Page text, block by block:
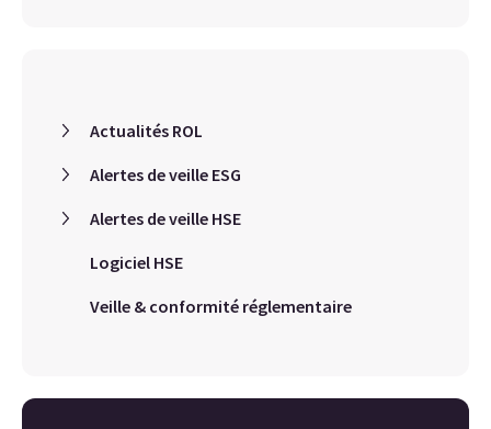
Actualités ROL
Alertes de veille ESG
Alertes de veille HSE
Logiciel HSE
Veille & conformité réglementaire